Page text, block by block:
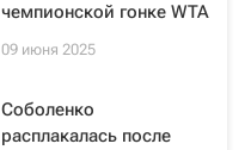
чемпионской гонке WTA
09 июня 2025
Соболенко
расплакалась после